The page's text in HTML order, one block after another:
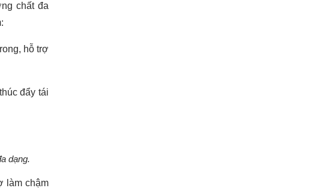
chất đa
hỗ trợ
đẩy tái
dạng.
làm chậm